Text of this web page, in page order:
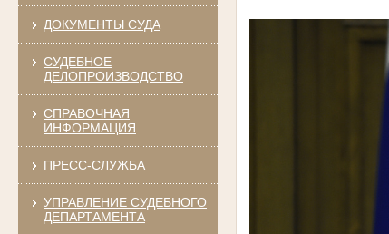
ДОКУМЕНТЫ СУДА
СУДЕБНОЕ
ДЕЛОПРОИЗВОДСТВО
СПРАВОЧНАЯ
ИНФОРМАЦИЯ
ПРЕСС-СЛУЖБА
УПРАВЛЕНИЕ СУДЕБНОГО
ДЕПАРТАМЕНТА